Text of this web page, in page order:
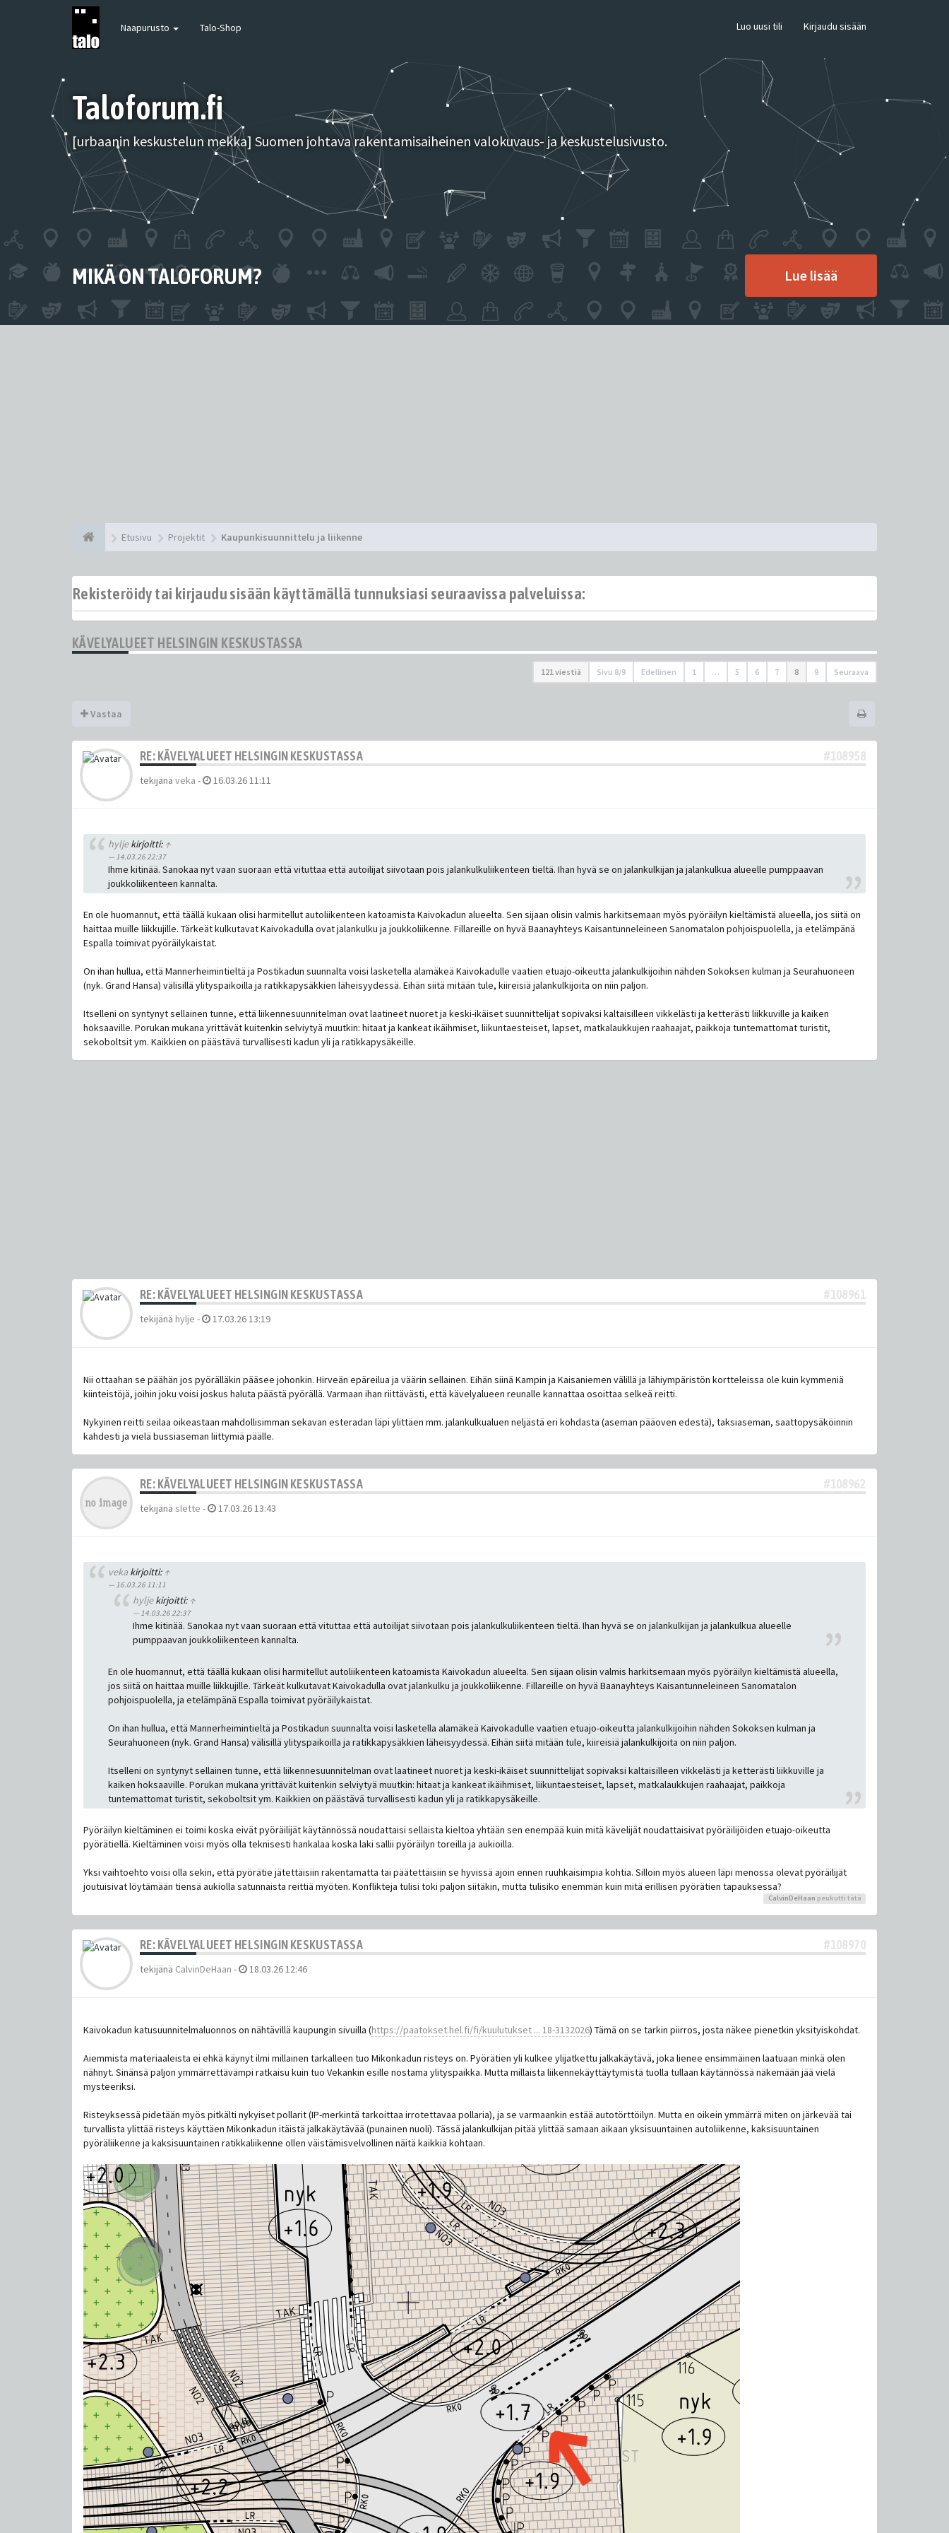
Naapurusto Talo-Shop Luo uusi tili Kirjaudu sisään
Taloforum.fi
[urbaanin keskustelun mekka] Suomen johtava rakentamisaiheinen valokuvaus- ja keskustelusivusto.
MIKÄ ON TALOFORUM? Lue lisää
Etusivu Projektit Kaupunkisuunnittelu ja liikenne
Rekisteröidy tai kirjaudu sisään käyttämällä tunnuksiasi seuraavissa palveluissa:
KÄVELYALUEET HELSINGIN KESKUSTASSA
121 viestiä Sivu 8/9 Edellinen 1 … 5 6 7 8 9 Seuraava
Vastaa
RE: KÄVELYALUEET HELSINGIN KESKUSTASSA #108958
tekijänä veka - 16.03.26 11:11
hyljekirjoitti:↑
14.03.26 22:37
Ihme kitinää. Sanokaa nyt vaan suoraan että vituttaa että autoilijat siivotaan pois jalankulkuliikenteen tieltä. Ihan hyvä se on jalankulkijan ja jalankulkua alueelle pumppaavan
joukkoliikenteen kannalta.
En ole huomannut, että täällä kukaan olisi harmitellut autoliikenteen katoamista Kaivokadun alueelta. Sen sijaan olisin valmis harkitsemaan myös pyöräilyn kieltämistä alueella, jos siitä on
haittaa muille liikkujille. Tärkeät kulkutavat Kaivokadulla ovat jalankulku ja joukkoliikenne. Fillareille on hyvä Baanayhteys Kaisantunneleineen Sanomatalon pohjoispuolella, ja etelämpänä
Espalla toimivat pyöräilykaistat.
On ihan hullua, että Mannerheimintieltä ja Postikadun suunnalta voisi lasketella alamäkeä Kaivokadulle vaatien etuajo-oikeutta jalankulkijoihin nähden Sokoksen kulman ja Seurahuoneen
(nyk. Grand Hansa) välisillä ylityspaikoilla ja ratikkapysäkkien läheisyydessä. Eihän siitä mitään tule, kiireisiä jalankulkijoita on niin paljon.
Itselleni on syntynyt sellainen tunne, että liikennesuunnitelman ovat laatineet nuoret ja keski-ikäiset suunnittelijat sopivaksi kaltaisilleen vikkelästi ja ketterästi liikkuville ja kaiken
hoksaaville. Porukan mukana yrittävät kuitenkin selviytyä muutkin: hitaat ja kankeat ikäihmiset, liikuntaesteiset, lapset, matkalaukkujen raahaajat, paikkoja tuntemattomat turistit,
sekoboltsit ym. Kaikkien on päästävä turvallisesti kadun yli ja ratikkapysäkeille.
RE: KÄVELYALUEET HELSINGIN KESKUSTASSA #108961
tekijänä hylje - 17.03.26 13:19
Nii ottaahan se päähän jos pyörälläkin pääsee johonkin. Hirveän epäreilua ja väärin sellainen. Eihän siinä Kampin ja Kaisaniemen välillä ja lähiympäristön kortteleissa ole kuin kymmeniä
kiinteistöjä, joihin joku voisi joskus haluta päästä pyörällä. Varmaan ihan riittävästi, että kävelyalueen reunalle kannattaa osoittaa selkeä reitti.
Nykyinen reitti seilaa oikeastaan mahdollisimman sekavan esteradan läpi ylittäen mm. jalankulkualuen neljästä eri kohdasta (aseman pääoven edestä), taksiaseman, saattopysäköinnin
kahdesti ja vielä bussiaseman liittymiä päälle.
RE: KÄVELYALUEET HELSINGIN KESKUSTASSA #108962
tekijänä slette - 17.03.26 13:43
veka kirjoitti:↑
16.03.26 11:11
hyljekirjoitti:↑
14.03.26 22:37
Ihme kitinää. Sanokaa nyt vaan suoraan että vituttaa että autoilijat siivotaan pois jalankulkuliikenteen tieltä. Ihan hyvä se on jalankulkijan ja jalankulkua alueelle
pumppaavan joukkoliikenteen kannalta.
En ole huomannut, että täällä kukaan olisi harmitellut autoliikenteen katoamista Kaivokadun alueelta. Sen sijaan olisin valmis harkitsemaan myös pyöräilyn kieltämistä alueella,
jos siitä on haittaa muille liikkujille. Tärkeät kulkutavat Kaivokadulla ovat jalankulku ja joukkoliikenne. Fillareille on hyvä Baanayhteys Kaisantunneleineen Sanomatalon
pohjoispuolella, ja etelämpänä Espalla toimivat pyöräilykaistat.
On ihan hullua, että Mannerheimintieltä ja Postikadun suunnalta voisi lasketella alamäkeä Kaivokadulle vaatien etuajo-oikeutta jalankulkijoihin nähden Sokoksen kulman ja
Seurahuoneen (nyk. Grand Hansa) välisillä ylityspaikoilla ja ratikkapysäkkien läheisyydessä. Eihän siitä mitään tule, kiireisiä jalankulkijoita on niin paljon.
Itselleni on syntynyt sellainen tunne, että liikennesuunnitelman ovat laatineet nuoret ja keski-ikäiset suunnittelijat sopivaksi kaltaisilleen vikkelästi ja ketterästi liikkuville ja
kaiken hoksaaville. Porukan mukana yrittävät kuitenkin selviytyä muutkin: hitaat ja kankeat ikäihmiset, liikuntaesteiset, lapset, matkalaukkujen raahaajat, paikkoja
tuntemattomat turistit, sekoboltsit ym. Kaikkien on päästävä turvallisesti kadun yli ja ratikkapysäkeille.
Pyöräilyn kieltäminen ei toimi koska eivät pyöräilijät käytännössä noudattaisi sellaista kieltoa yhtään sen enempää kuin mitä kävelijät noudattaisivat pyöräilijöiden etuajo-oikeutta
pyörätiellä. Kieltäminen voisi myös olla teknisesti hankalaa koska laki sallii pyöräilyn toreilla ja aukioilla.
Yksi vaihtoehto voisi olla sekin, että pyörätie jätettäisiin rakentamatta tai päätettäisiin se hyvissä ajoin ennen ruuhkaisimpia kohtia. Silloin myös alueen läpi menossa olevat pyöräilijät
joutuisivat löytämään tiensä aukiolla satunnaista reittiä myöten. Konflikteja tulisi toki paljon siitäkin, mutta tulisiko enemmän kuin mitä erillisen pyörätien tapauksessa?
CalvinDeHaan peukutti tätä
RE: KÄVELYALUEET HELSINGIN KESKUSTASSA #108970
tekijänä CalvinDeHaan - 18.03.26 12:46
Kaivokadun katusuunnitelmaluonnos on nähtävillä kaupungin sivuilla (https://paatokset.hel.fi/fi/kuulutukset ... 18-3132026) Tämä on se tarkin piirros, josta näkee pienetkin yksityiskohdat.
Aiemmista materiaaleista ei ehkä käynyt ilmi millainen tarkalleen tuo Mikonkadun risteys on. Pyörätien yli kulkee ylijatkettu jalkakäytävä, joka lienee ensimmäinen laatuaan minkä olen
nähnyt. Sinänsä paljon ymmärrettävämpi ratkaisu kuin tuo Vekankin esille nostama ylityspaikka. Mutta millaista liikennekäyttäytymistä tuolla tullaan käytännössä näkemään jää vielä
mysteeriksi.
Risteyksessä pidetään myös pitkälti nykyiset pollarit (IP-merkintä tarkoittaa irrotettavaa pollaria), ja se varmaankin estää autotörttöilyn. Mutta en oikein ymmärrä miten on järkevää tai
turvallista ylittää risteys käyttäen Mikonkadun itäistä jalkakäytävää (punainen nuoli). Tässä jalankulkijan pitää ylittää samaan aikaan yksisuuntainen autoliikenne, kaksisuuntainen
pyöräliikenne ja kaksisuuntainen ratikkaliikenne ollen väistämisvelvollinen näitä kaikkia kohtaan.